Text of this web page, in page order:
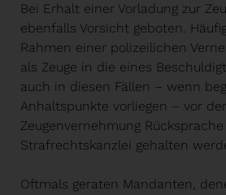
Bei Erhalt einer Vorladung zur
ebenfalls Vorsicht geboten.
Rahmen einer polizeilichen
als Zeuge in die eines
auch in diesen Fällen – wenn
Anhaltspunkte vorliegen – vor der
Zeugenvernehmung
Strafrechtskanzlei gehalten
Oftmals geraten Mandanten,